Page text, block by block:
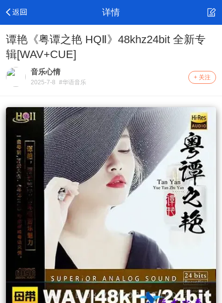
详情
谭艳《粤谭之艳 HQⅡ》48khz24bit 全新专
辑[WAV+CUE]
音乐心情
2025-7-8 #华语音乐
+ 关注